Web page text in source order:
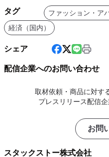
タグ ファッション・ア
経済（国内）
シェア
配信企業へのお問い合わせ
取材依頼・商品に対す
プレスリリース配信
お問
スタックストー株式会社